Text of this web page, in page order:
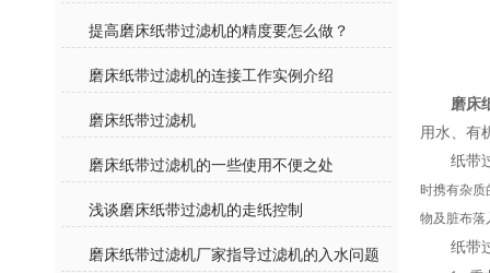
提高磨床纸带过滤机的精度要怎么做？
磨床纸带过滤机的连接工作实例介绍
磨床纸带过滤机
磨床纸带过滤机的一些使用不便之处
浅谈磨床纸带过滤机的走纸控制
磨床纸带过滤机厂家指导过滤机的入水问题
磨床
用水、有
纸带
时携有杂
物及脏布落
纸带